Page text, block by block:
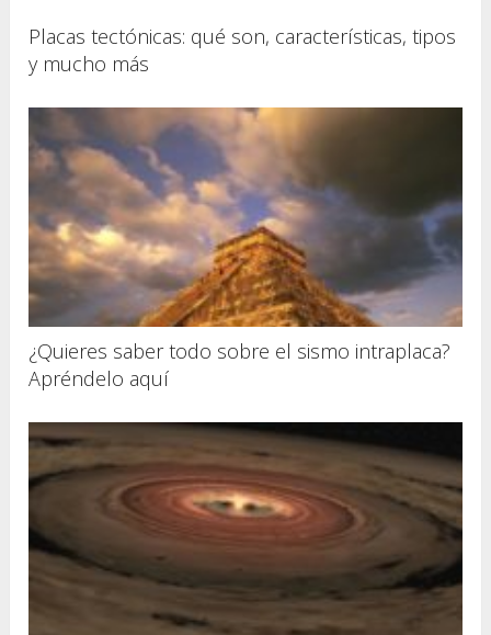
Placas tectónicas: qué son, características, tipos
y mucho más
¿Quieres saber todo sobre el sismo intraplaca?
Apréndelo aquí